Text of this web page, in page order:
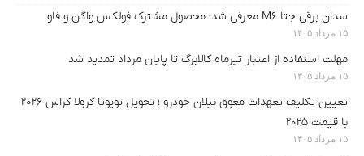
سدان برقی جتا M6 معرفی شد؛ محصول مشترک فولکس واگن و فاو
۱۵ مرداد ۱۴۰۵
مهلت استفاده از اعتبار تیرماه کالابرگ تا پایان مرداد تمدید شد
۱۵ مرداد ۱۴۰۵
تعیین تکلیف تعهدات معوق نیلان خودرو ؛ تحویل تویوتا کرولا کراس ۲۰۲۶
با قیمت ۲۰۲۵
۱۵ مرداد ۱۴۰۵